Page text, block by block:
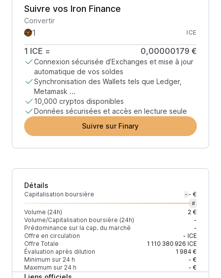
Suivre vos Iron Finance
Convertir
ICE
1 ICE = 0,00000179 €
Connexion sécurisée d’Exchanges et mise à jour
automatique de vos soldes
Synchronisation des Wallets tels que Ledger,
Metamask ...
10,000 cryptos disponibles
Données sécurisées et accès en lecture seule
Suivre sur Finary
Détails
Capitalisation boursière - - €
#
Volume (24h)
2 €
Volume/Capitalisation boursière (24h)
-
Prédominance sur la cap. du marché
-
Offre en circulation
- ICE
Offre Totale
1 110 380 926 ICE
Évaluation après dilution
1 984 €
Minimum sur 24 h
- €
Maximum sur 24 h
- €